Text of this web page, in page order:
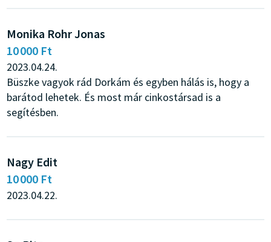
Monika Rohr Jonas
10 000 Ft
2023.04.24.
Büszke vagyok rád Dorkám és egyben hálás is, hogy a
barátod lehetek. És most már cinkostársad is a
segítésben.
Nagy Edit
10 000 Ft
2023.04.22.